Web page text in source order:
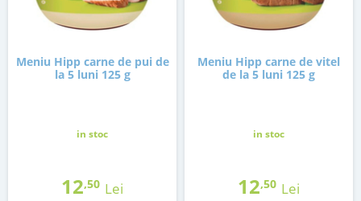
Meniu Hipp carne de pui de
la 5 luni 125 g
in stoc
12,50 Lei
Meniu Hipp carne de vitel
de la 5 luni 125 g
in stoc
12,50 Lei